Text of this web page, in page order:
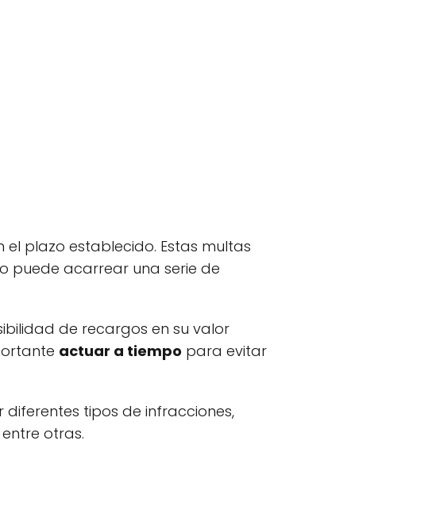
plazo establecido. Estas multas
puede acarrear una serie de
de recargos en su valor
actuar a tiempo para evitar
diferentes tipos de infracciones,
otras.